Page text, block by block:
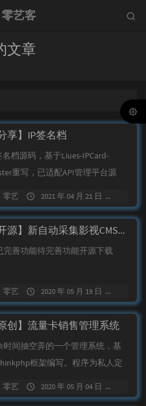
零艺客
文章
分享】IP签名档
名档源码，基于Liues-IPCard-
重写，已适配API管理平台源
零艺 2021 年 04 月 21 日
【开源】新自动采集影视CMS程序开源
完善功能待完善功能开源下载
零艺 2020 年 05 月 19 日
原创】流量卡销售管理系统
时间抽空弄的一个管理系统，基
框架编写。程序为私人定
零艺 2020 年 05 月 04 日